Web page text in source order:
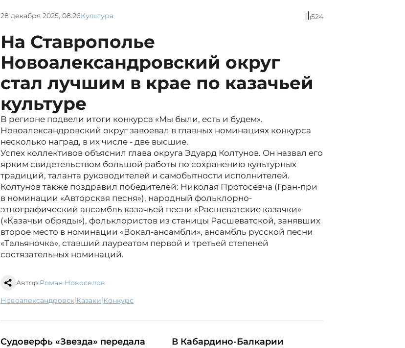
28 декабря 2025, 08:26Культура 524
На Ставрополье
Новоалександровский округ
стал лучшим в крае по казачьей
культуре
В регионе подвели итоги конкурса «Мы были, есть и будем».
Новоалександровский округ завоевал в главных номинациях конкурса
несколько наград, в их числе - две высшие.
Успех коллективов объяснил глава округа Эдуард Колтунов. Он назвал его
ярким свидетельством большой работы по сохранению культурных
традиций, таланта руководителей и самобытности исполнителей.
Колтунов также поздравил победителей: Николая Протосевча (Гран-при
в номинации «Авторская песня»), народный фольклорно-
этнографический ансамбль казачьей песни «Расшеватские казачки»
(«Казачьи обряды»), фольклористов из станицы Расшеватской, занявших
второе место в номинации «Вокал-ансамбли», ансамбль русской песни
«Тальяночка», ставший лауреатом первой и третьей степеней
состязательных номинаций.
Автор:Роман Новоселов
Новоалександровск| казаки| конкурс
Судоверфь «Звезда» передала
В Кабардино-Балкарии